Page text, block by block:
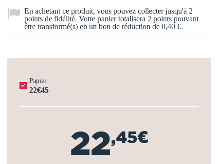
En achetant ce produit, vous pouvez collecter jusqu'à 2
points de fidélité. Votre panier totalisera 2 points pouvant
être transformé(s) en un bon de réduction de 0,40 €.
Papier
22€45
22,45€